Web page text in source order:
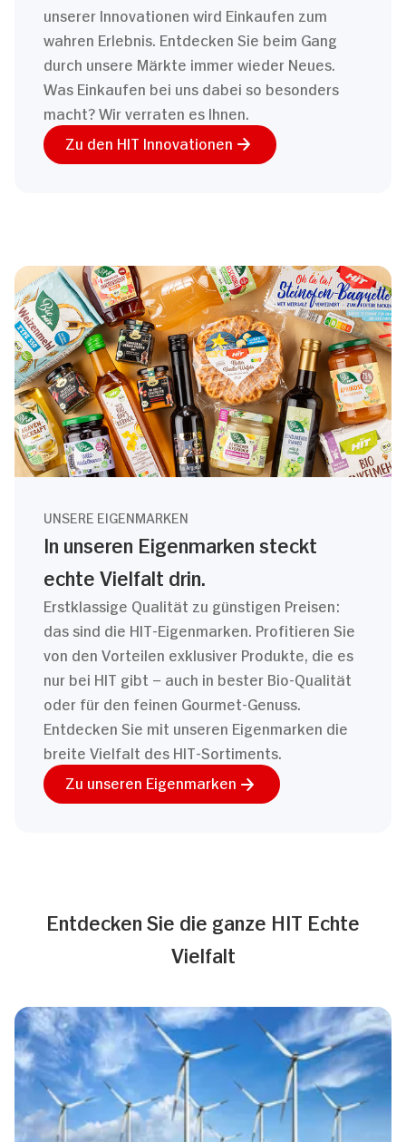
unserer Innovationen wird Einkaufen zum
wahren Erlebnis. Entdecken Sie beim Gang
durch unsere Märkte immer wieder Neues.
Was Einkaufen bei uns dabei so besonders
macht? Wir verraten es Ihnen.
Zu den HIT Innovationen
UNSERE EIGENMARKEN
In unseren Eigenmarken steckt
echte Vielfalt drin.
Erstklassige Qualität zu günstigen Preisen:
das sind die HIT-Eigenmarken. Profitieren Sie
von den Vorteilen exklusiver Produkte, die es
nur bei HIT gibt – auch in bester Bio-Qualität
oder für den feinen Gourmet-Genuss.
Entdecken Sie mit unseren Eigenmarken die
breite Vielfalt des HIT-Sortiments.
Zu unseren Eigenmarken
Entdecken Sie die ganze HIT Echte
Vielfalt